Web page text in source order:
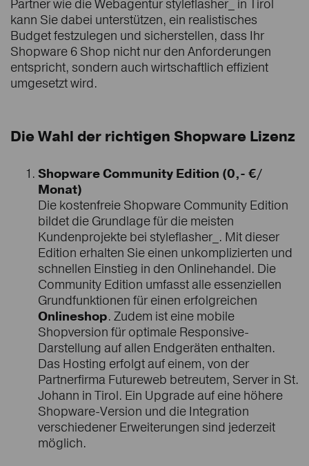
Partner wie die Webagentur styleflasher_ in Tirol
kann Sie dabei unterstützen, ein realistisches
Budget festzulegen und sicherstellen, dass Ihr
Shopware 6 Shop nicht nur den Anforderungen
entspricht, sondern auch wirtschaftlich effizient
umgesetzt wird.
Die Wahl der richtigen Shopware Lizenz
Shopware Community Edition (0,- €/
Monat)
Die kostenfreie Shopware Community Edition
bildet die Grundlage für die meisten
Kundenprojekte bei styleflasher_. Mit dieser
Edition erhalten Sie einen unkomplizierten und
schnellen Einstieg in den Onlinehandel. Die
Community Edition umfasst alle essenziellen
Grundfunktionen für einen erfolgreichen
Onlineshop. Zudem ist eine mobile
Shopversion für optimale Responsive-
Darstellung auf allen Endgeräten enthalten.
Das Hosting erfolgt auf einem, von der
Partnerfirma Futureweb betreutem, Server in St.
Johann in Tirol. Ein Upgrade auf eine höhere
Shopware-Version und die Integration
verschiedener Erweiterungen sind jederzeit
möglich.